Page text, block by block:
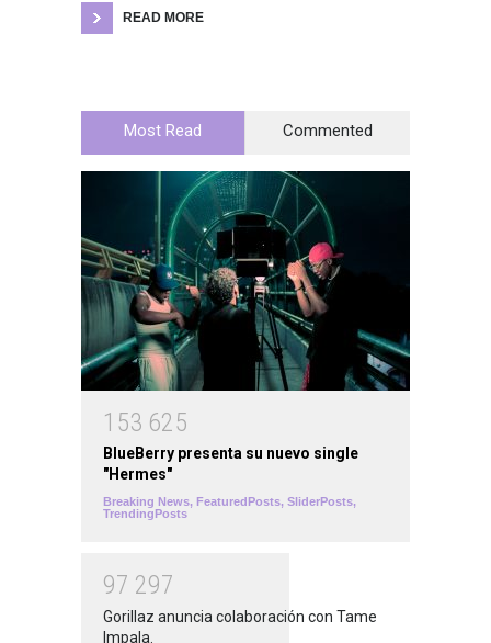
READ MORE
Most Read Commented
1 53 625
BlueBerry presenta su nuevo single
"Hermes"
Breaking News, FeaturedPosts, SliderPosts,
TrendingPosts
97 297
Gorillaz anuncia colaboración con Tame
Impala.